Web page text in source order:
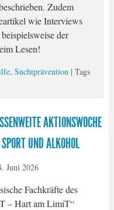
Zudem
wie Interviews
der
Lesen!
, Suchtprävention | Tags
AKTIONSWOCHE
UND ALKOHOL
Juni 2026
Fachkräfte des
– Hart am LimiT“